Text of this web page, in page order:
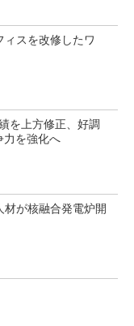
スを改修したワ
を上方修正、好調
力を強化へ
材が核融合発電炉開